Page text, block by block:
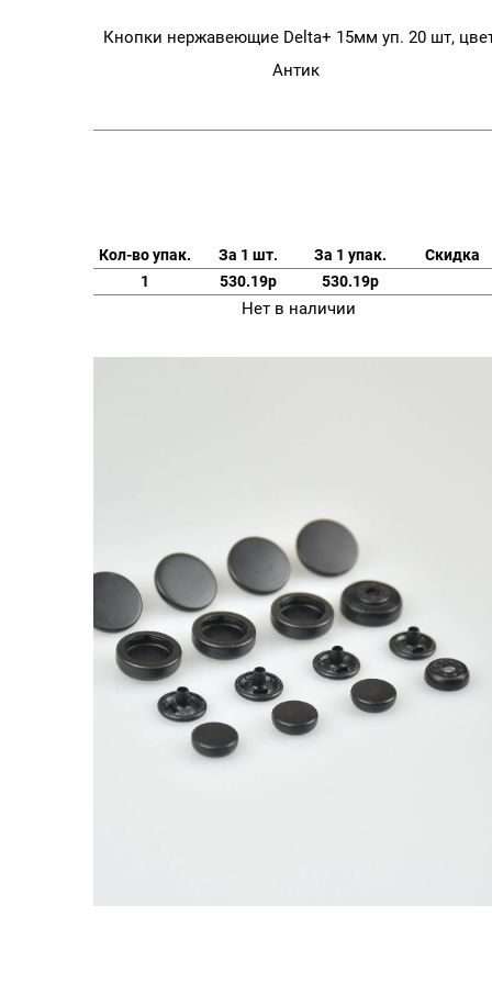
Кнопки нержавеющие Delta+ 15мм уп. 20 шт,
Антик
Кол-во упак. За 1 шт. За 1 упак.
Скидка
1
530.19р 530.19р
Нет в наличии